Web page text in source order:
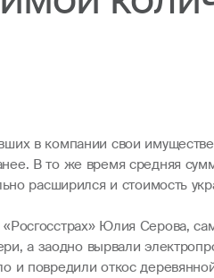
в компании свои
В то же время средняя
расширился и стоимость
Юлия Серова,
а заодно вырвали
и повредили откос